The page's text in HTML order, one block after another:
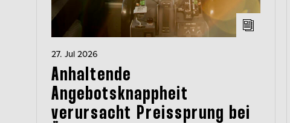
27. Jul 2026
Anhaltende
Angebotsknappheit
verursacht Preissprung bei